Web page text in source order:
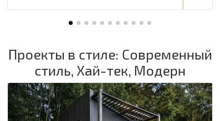
Проекты в стиле: Современный
стиль, Хай-тек, Модерн